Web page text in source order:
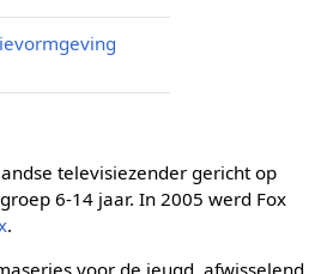
televisiezender gericht op
6-14 jaar. In 2005 werd Fox
.